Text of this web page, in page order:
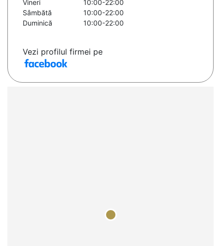
Vineri
10:00-22:00
Sâmbătă
10:00-22:00
Duminică
10:00-22:00
Vezi profilul firmei pe